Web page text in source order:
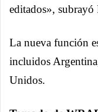
editados», subrayó
La nueva función
incluidos
Unidos.